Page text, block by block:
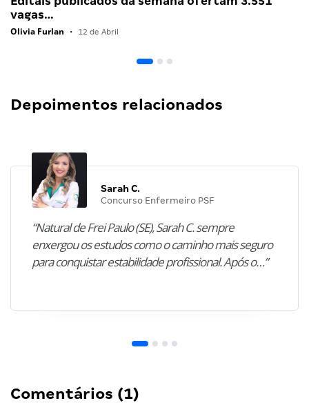
vagas…
Olivia Furlan • 12 de Abril
Depoimentos relacionados
Sarah C.
Concurso Enfermeiro PSF
“Natural de Frei Paulo (SE), Sarah C. sempre
enxergou os estudos como o caminho mais seguro
para conquistar estabilidade profissional. Após o…”
Comentários (1)